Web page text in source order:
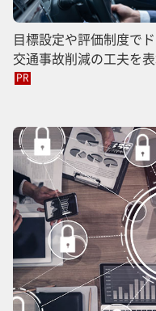
目標設定や評価制度で
交通事故削減の工夫を
PR